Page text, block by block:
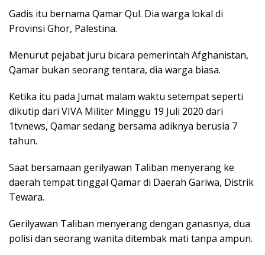
Gadis itu bernama Qamar Qul. Dia warga lokal di
Provinsi Ghor, Palestina.
Menurut pejabat juru bicara pemerintah Afghanistan,
Qamar bukan seorang tentara, dia warga biasa.
Ketika itu pada Jumat malam waktu setempat seperti
dikutip dari VIVA Militer Minggu 19 Juli 2020 dari
1tvnews, Qamar sedang bersama adiknya berusia 7
tahun.
Saat bersamaan gerilyawan Taliban menyerang ke
daerah tempat tinggal Qamar di Daerah Gariwa, Distrik
Tewara.
Gerilyawan Taliban menyerang dengan ganasnya, dua
polisi dan seorang wanita ditembak mati tanpa ampun.